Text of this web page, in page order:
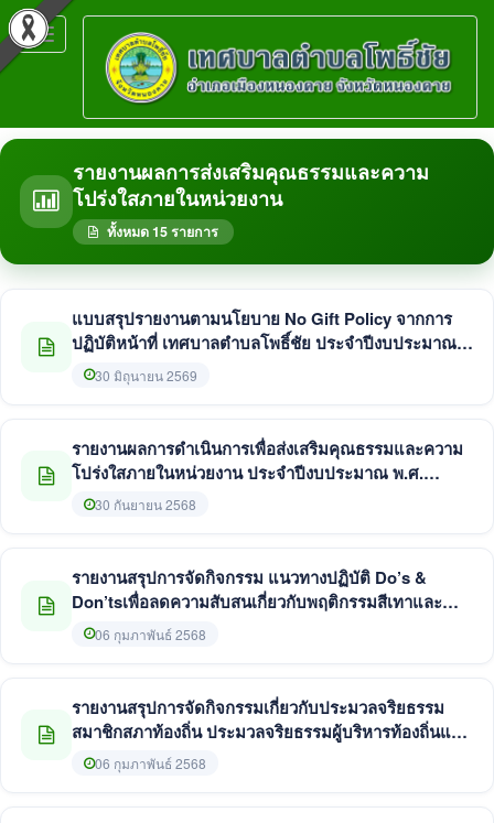
Toggle
navigation
รายงานผลการส่งเสริมคุณธรรมและความ
โปร่งใสภายในหน่วยงาน
ทั้งหมด 15 รายการ
แบบสรุปรายงานตามนโยบาย No Gift Policy จากการ
ปฏิบัติหน้าที่ เทศบาลตำบลโพธิ์ชัย ประจำปีงบประมาณ
พ.ศ. 2568
30 มิถุนายน 2569
รายงานผลการดำเนินการเพื่อส่งเสริมคุณธรรมและความ
โปร่งใสภายในหน่วยงาน ประจำปีงบประมาณ พ.ศ.
๒๕๖๘
30 กันยายน 2568
รายงานสรุปการจัดกิจกรรม แนวทางปฏิบัติ Do’s &
Don’tsเพื่อลดความสับสนเกี่ยวกับพฤติกรรมสีเทาและ
แนวทางในการประพฤติตนทางจริยธรรม ประจำ
ปีงบประมาณ พ.ศ. 2568 ของเทศบาลตำบลโพธิ์ชัย
06 กุมภาพันธ์ 2568
รายงานสรุปการจัดกิจกรรมเกี่ยวกับประมวลจริยธรรม
สมาชิกสภาท้องถิ่น ประมวลจริยธรรมผู้บริหารท้องถิ่นและ
ประมวลจริยธรรมพนักงานส่วนท้องถิ่นของเทศบาลตำบล
โพธิ์ชัย ประจำปีงบประมาณ พ.ศ. 2568
06 กุมภาพันธ์ 2568